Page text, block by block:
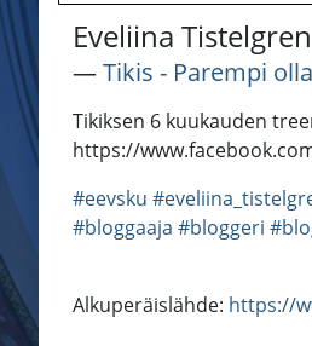
Eveliina
―Tikis - Parempi olla
Tikiksen 6 kuukauden
https://
#eevsku
#bloggaaja #bloggeri
Alkuperäislähde: https://